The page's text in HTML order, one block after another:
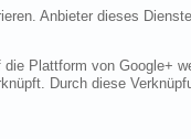
Anbieter dieses
Plattform von Google+
Durch diese